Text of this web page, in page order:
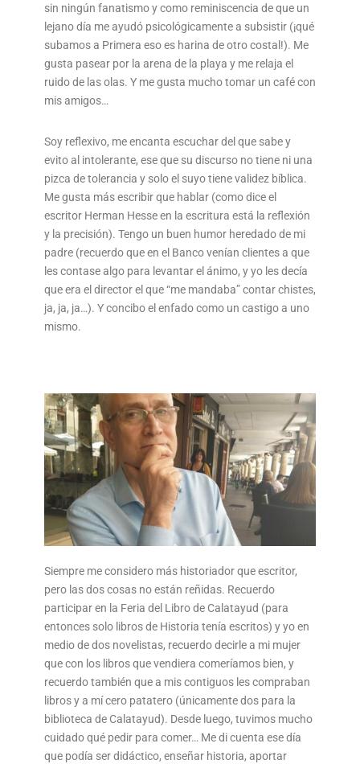
sin ningún fanatismo y como reminiscencia de que un
lejano día me ayudó psicológicamente a subsistir (¡qué
subamos a Primera eso es harina de otro costal!). Me
gusta pasear por la arena de la playa y me relaja el
ruido de las olas. Y me gusta mucho tomar un café con
mis amigos…
Soy reflexivo, me encanta escuchar del que sabe y
evito al intolerante, ese que su discurso no tiene ni una
pizca de tolerancia y solo el suyo tiene validez bíblica.
Me gusta más escribir que hablar (como dice el
escritor Herman Hesse en la escritura está la reflexión
y la precisión). Tengo un buen humor heredado de mi
padre (recuerdo que en el Banco venían clientes a que
les contase algo para levantar el ánimo, y yo les decía
que era el director el que “me mandaba” contar chistes,
ja, ja, ja…). Y concibo el enfado como un castigo a uno
mismo.
Siempre me considero más historiador que escritor,
pero las dos cosas no están reñidas. Recuerdo
participar en la Feria del Libro de Calatayud (para
entonces solo libros de Historia tenía escritos) y yo en
medio de dos novelistas, recuerdo decirle a mi mujer
que con los libros que vendiera comeríamos bien, y
recuerdo también que a mis contiguos les compraban
libros y a mí cero patatero (únicamente dos para la
biblioteca de Calatayud). Desde luego, tuvimos mucho
cuidado qué pedir para comer… Me di cuenta ese día
que podía ser didáctico, enseñar historia, aportar